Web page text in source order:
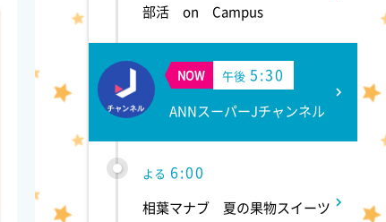
部活 on Campus
NOW 午後 5:30
ANNスーパーJチャンネル
よる 6:00
相葉マナブ 夏の果物スイーツ